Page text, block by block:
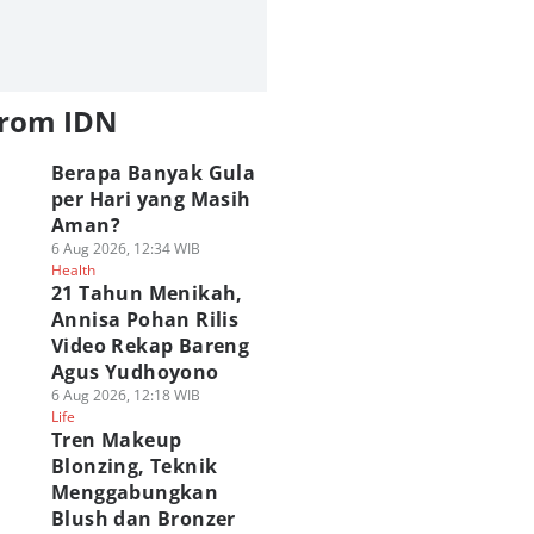
IDN
Berapa Banyak Gula
per Hari yang Masih
Aman?
6 Aug 2026, 12:34 WIB
Health
21 Tahun Menikah,
Annisa Pohan Rilis
Video Rekap Bareng
Agus Yudhoyono
6 Aug 2026, 12:18 WIB
Life
Tren Makeup
Blonzing, Teknik
Menggabungkan
Blush dan Bronzer